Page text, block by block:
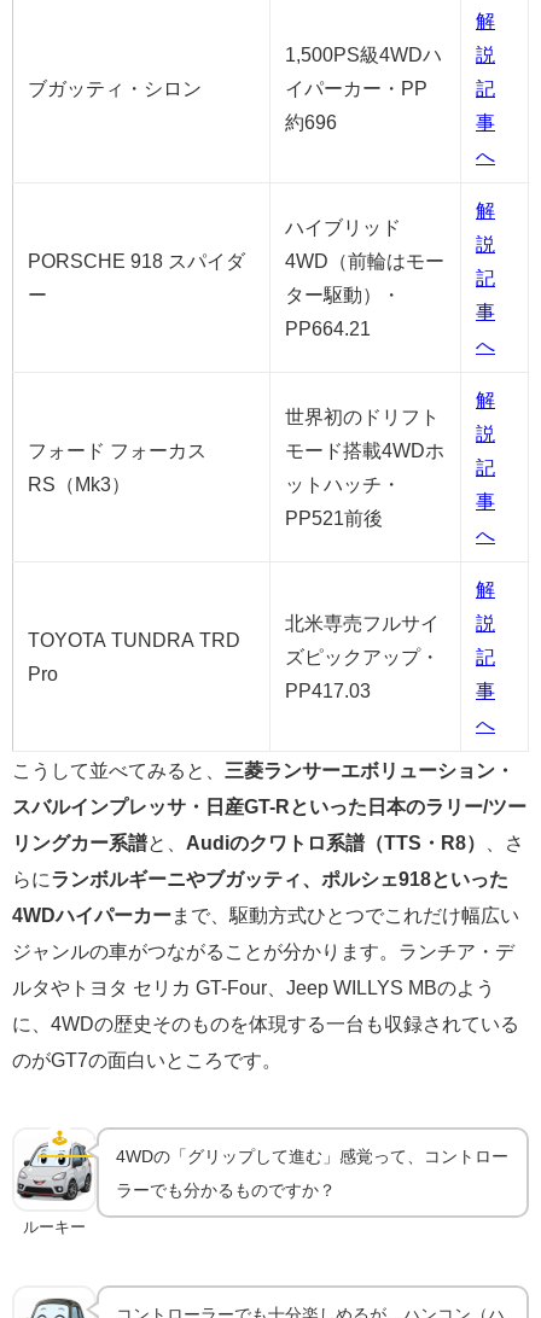
ブガッティ・シロン
1,500PS級4WDハ
イパーカー・PP
約696
解
説
記
事
へ
PORSCHE 918 スパイダ
ー
ハイブリッド
4WD（前輪はモー
ター駆動）・
PP664.21
解
説
記
事
へ
フォード フォーカス
RS（Mk3）
世界初のドリフト
モード搭載4WDホ
ットハッチ・
PP521前後
解
説
記
事
へ
TOYOTA TUNDRA TRD
Pro
北米専売フルサイ
ズピックアップ・
PP417.03
解
説
記
事
へ
こうして並べてみると、 三菱ランサーエボリューション・
スバルインプレッサ・日産GT-Rといった日本のラリー/ツー
リングカー系譜と、 Audiのクワトロ系譜（TTS・R8）
、さ
らにランボルギーニやブガッティ、ポルシェ918といった
4WDハイパーカーまで、駆動方式ひとつでこれだけ幅広い
ジャンルの車がつながることが分かります。ランチア・デ
ルタやトヨタ セリカ GT-Four、Jeep WILLYS MBのよう
に、4WDの歴史そのものを体現する一台も収録されている
のがGT7の面白いところです。
🕹️ ハンコン
ルーキー
4WDの「グリップして進む」感覚って、コントロー
ラーでも分かるものですか？
コントローラーでも十分楽しめるが、ハンコン（ハ